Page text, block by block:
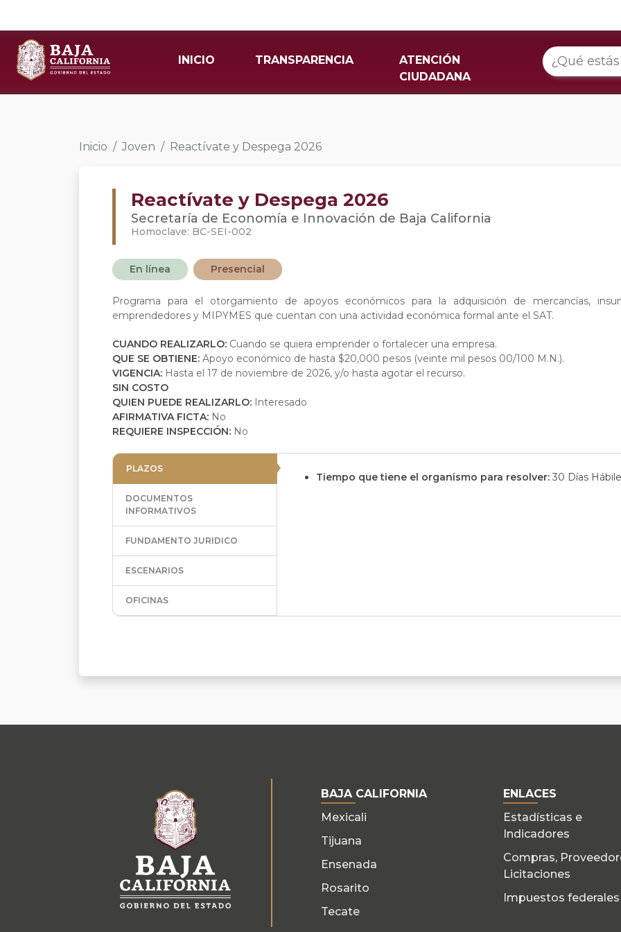
INICIO TRANSPARENCIA
ATENCIÓN
CIUDADANA
Inicio Joven Reactívate y Despega 2026
Reactívate y Despega 2026
Secretaría de Economía e Innovación de Baja California
Homoclave: BC-SEI-002
En línea Presencial
Programa para el otorgamiento de apoyos económicos para la adquisición de mercancías,
emprendedores y MIPYMES que cuentan con una actividad económica formal ante el SAT.
CUANDO REALIZARLO: Cuando se quiera emprender o fortalecer una empresa.
QUE SE OBTIENE: Apoyo económico de hasta $20,000 pesos (veinte mil pesos 00/100 M.N.).
VIGENCIA: Hasta el 17 de noviembre de 2026, y/o hasta agotar el recurso.
SIN COSTO
QUIEN PUEDE REALIZARLO: Interesado
AFIRMATIVA FICTA: No
REQUIERE INSPECCIÓN: No
PLAZOS
DOCUMENTOS
INFORMATIVOS
FUNDAMENTO JURIDICO
ESCENARIOS
OFICINAS
Tiempo que tiene el organismo para resolver: 30 Días
BAJA CALIFORNIA
Mexicali
Tijuana
Ensenada
Rosarito
Tecate
ENLACES
Estadísticas e
Indicadores
Compras,
Licitaciones
Impuestos federales